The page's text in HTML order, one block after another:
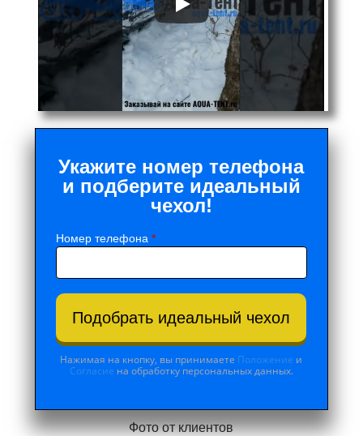
Укажите номер телефона
и подберите идеальный
чехол!
Номер телефона *
Подобрать идеальный чехол
Нажимая на кнопку, вы принимаете Положение и
Согласие на обработку персональных данных.
Фото от клиентов